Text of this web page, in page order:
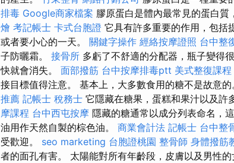
排毒 Google商家檔案 膠原蛋白是體內最常見的蛋白質
燴 考記帳士 卡式台胞證 它具有許多重要的作用，包括
或者要小心的一天。 關鍵字操作 經絡按摩證照 台中整
子防曬霜。 接骨所 多虧了不舒適的分配器，瓶子變得
快就會消失。 面部撥筋 台中按摩排毒ptt 美式整復課程
接目標值得注意。 基本上，大多數食用的糖不是故意
推薦 記帳士 稅務士 它隱藏在糖果，蛋糕和果汁以及許
摩課程 台中西屯按摩 隱藏的糖通常以成分列表命名，
油用作天然自製的棕色油。 商業會計法 記帳士 台中整
受歡迎。 seo marketing 台胞證桃園 整骨師 身體撥筋
者的面孔有害。 太陽能對所有年齡段，皮膚以及男性的